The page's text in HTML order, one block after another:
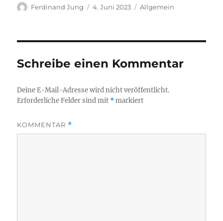
Autor
Ferdinand Jung
Veröffentlicht
4. Juni 2023 Kategorien
Allgemein
Schreibe einen Kommentar
Deine E-Mail-Adresse wird nicht veröffentlicht.
Erforderliche Felder sind mit *markiert
KOMMENTAR *